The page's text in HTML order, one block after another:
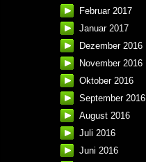
Februar 2017
Januar 2017
Dezember 2016
November 2016
Oktober 2016
September 2016
August 2016
Juli 2016
Juni 2016